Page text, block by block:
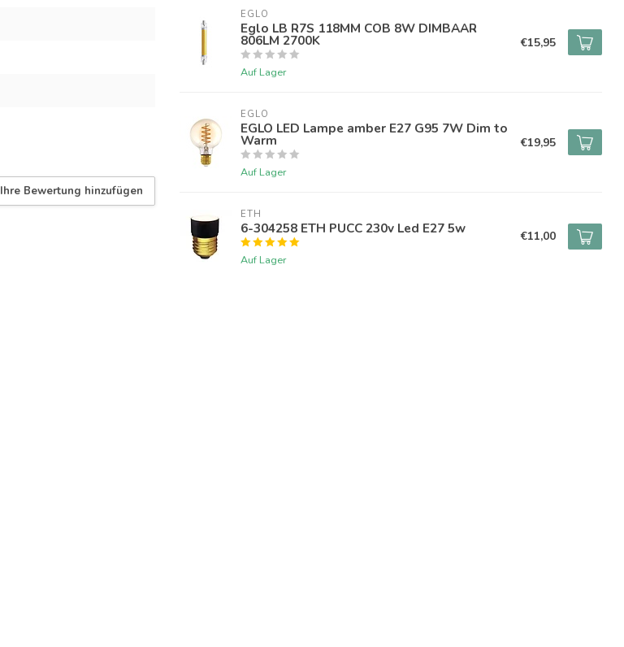
Ihre Bewertung hinzufügen
EGLO
Eglo LB R7S 118MM COB 8W DIMBAAR
806LM 2700K
Auf Lager
€15,95
EGLO
EGLO LED Lampe amber E27 G95 7W Dim to
Warm
Auf Lager
€19,95
ETH
6-304258 ETH PUCC 230v Led E27 5w
Auf Lager
€11,00